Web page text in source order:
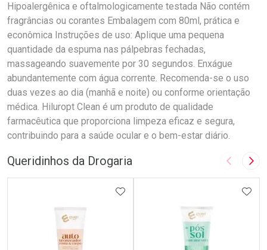
Hipoalergênica e oftalmologicamente testada Não contém
fragrâncias ou corantes Embalagem com 80ml, prática e
econômica Instruções de uso: Aplique uma pequena
quantidade da espuma nas pálpebras fechadas,
massageando suavemente por 30 segundos. Enxágue
abundantemente com água corrente. Recomenda-se o uso
duas vezes ao dia (manhã e noite) ou conforme orientação
médica. Hiluropt Clean é um produto de qualidade
farmacêutica que proporciona limpeza eficaz e segura,
contribuindo para a saúde ocular e o bem-estar diário.
Queridinhos da Drogaria Imagem
ADICIONAR AOS FAVORITOS